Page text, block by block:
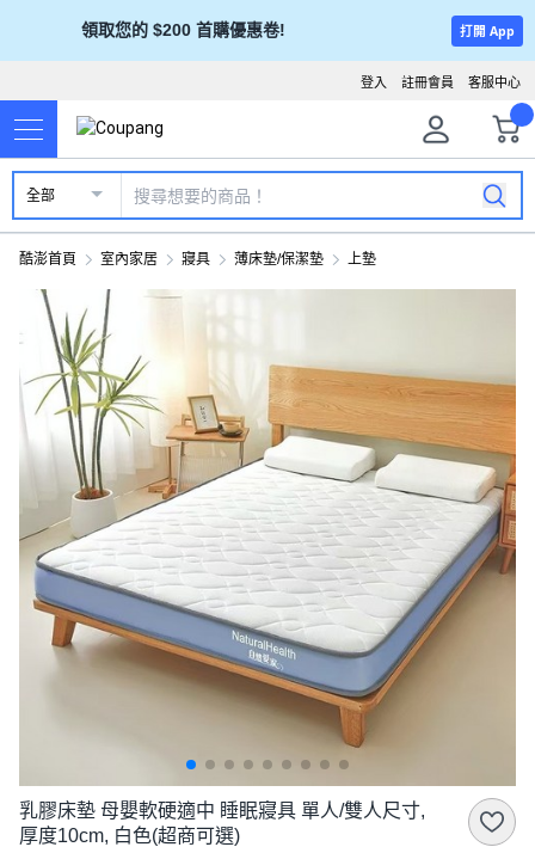
領取您的 $200 首購優惠卷! 打開 App
客服中心
註冊會員
登入
全部
酷澎首頁 室內家居 寢具 薄床墊/保潔墊 上墊
乳膠床墊 母嬰軟硬適中 睡眠寢具 單人/雙人尺寸,
厚度10cm, 白色(超商可選)